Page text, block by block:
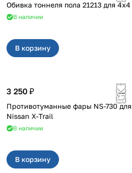
Обивка тоннеля пола 21213 для 4x4
В наличии
В корзину
3 250 ₽
Противотуманные фары NS-730 для
Nissan X-Trail
В наличии
В корзину